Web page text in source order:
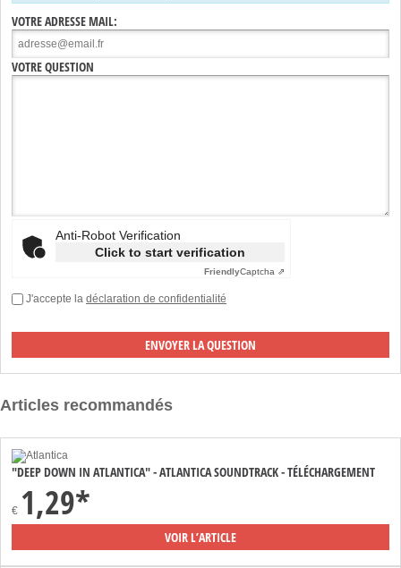
VOTRE ADRESSE MAIL:
VOTRE QUESTION
Anti-Robot Verification
Click to start verification
FriendlyCaptcha ⇗
J'accepte la déclaration de confidentialité
Articles recommandés
"DEEP DOWN IN ATLANTICA" - ATLANTICA SOUNDTRACK - TÉLÉCHARGEMENT
€ 1,29*
VOIR L’ARTICLE